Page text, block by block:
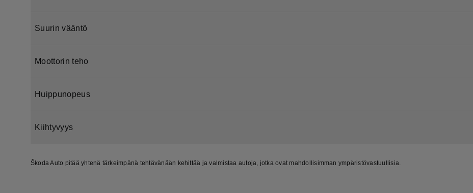
Suurin vääntö
Moottorin teho
Huippunopeus
Kiihtyvyys
Škoda Auto pitää yhtenä tärkeimpänä tehtävänään kehittää ja valmistaa autoja, jotka ovat mahdollisimman ympäristövastuullisia.